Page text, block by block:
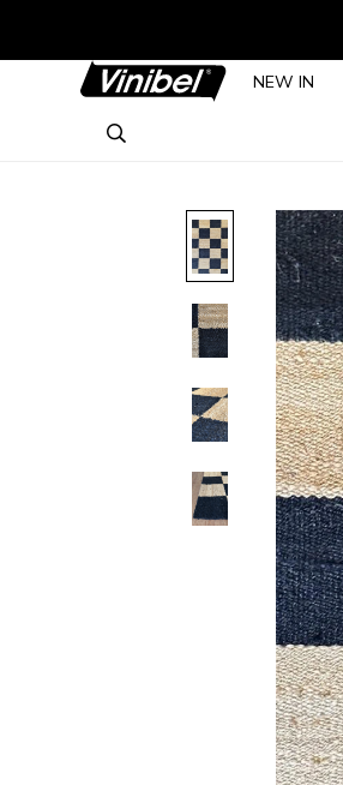
NEW IN